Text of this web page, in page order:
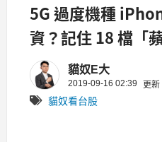
5G 過度機種
資？記住 18 檔「
指南！貓奴E大
2019-09-16 02:39 更
貓奴看台股